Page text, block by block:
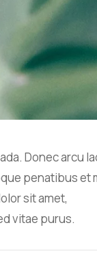
Donec arcu
penatibus et
sit amet,
vitae purus.